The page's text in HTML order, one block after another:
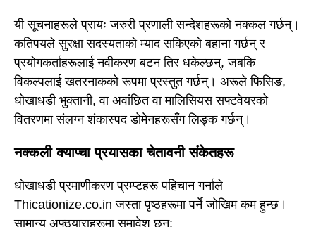
यी सूचनाहरूले प्रायः जरुरी प्रणाली सन्देशहरूको नक्कल गर्छन्।
कतिपयले सुरक्षा सदस्यताको म्याद सकिएको बहाना गर्छन् र
प्रयोगकर्ताहरूलाई नवीकरण बटन तिर धकेल्छन्, जबकि
विकल्पलाई खतरनाकको रूपमा प्रस्तुत गर्छन्। अरूले फिसिङ,
धोखाधडी भुक्तानी, वा अवांछित वा मालिसियस सफ्टवेयरको
वितरणमा संलग्न शंकास्पद डोमेनहरूसँग लिङ्क गर्छन्।
नक्कली क्याप्चा प्रयासका चेतावनी संकेतहरू
धोखाधडी प्रमाणीकरण प्रम्प्टहरू पहिचान गर्नाले
Thicationize.co.in जस्ता पृष्ठहरूमा पर्ने जोखिम कम हुन्छ।
सामान्य अफ्ठ्याराहरूमा समावेश छन्: